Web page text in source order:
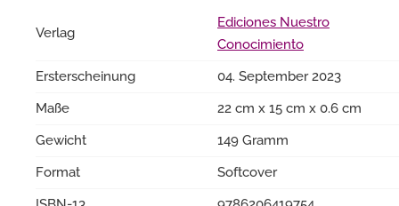
Verlag
Ediciones Nuestro
Conocimiento
Ersterscheinung
04. September 2023
Maße
22 cm x 15 cm x 0.6 cm
Gewicht
149 Gramm
Format
Softcover